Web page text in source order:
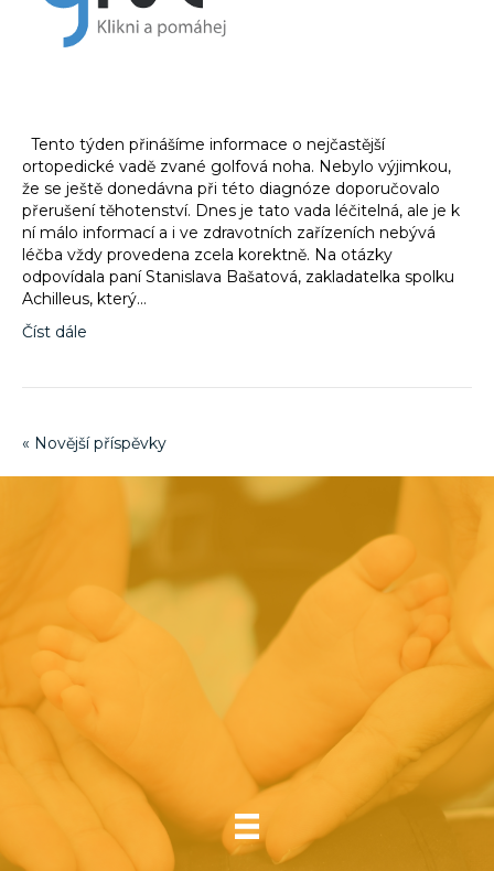
Tento týden přinášíme informace o nejčastější
ortopedické vadě zvané golfová noha. Nebylo výjimkou,
že se ještě donedávna při této diagnóze doporučovalo
přerušení těhotenství. Dnes je tato vada léčitelná, ale je k
ní málo informací a i ve zdravotních zařízeních nebývá
léčba vždy provedena zcela korektně. Na otázky
odpovídala paní Stanislava Bašatová, zakladatelka spolku
Achilleus, který…
Číst dále
« Novější příspěvky